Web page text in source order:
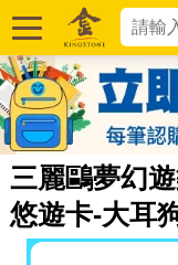
三麗鷗夢幻
悠遊卡-大耳